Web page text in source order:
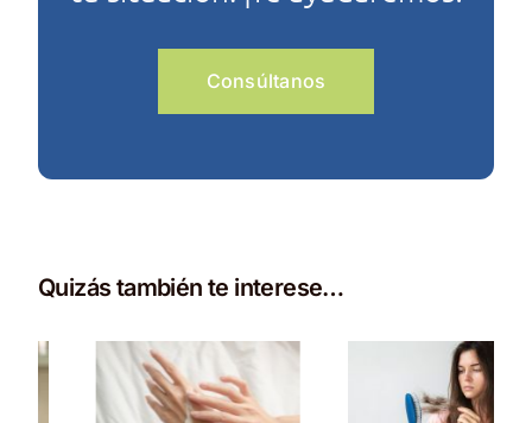
Consúltanos
Quizás también te interese…